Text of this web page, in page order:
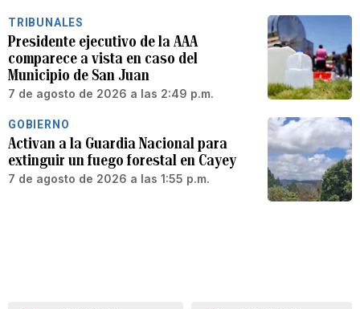
TRIBUNALES
Presidente ejecutivo de la AAA
comparece a vista en caso del
Municipio de San Juan
7 de agosto de 2026 a las 2:49 p.m.
GOBIERNO
Activan a la Guardia Nacional para
extinguir un fuego forestal en Cayey
7 de agosto de 2026 a las 1:55 p.m.